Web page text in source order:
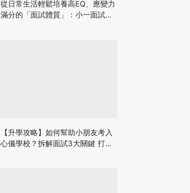
從日常生活輕鬆培養高EQ、應變力
滿分的「面試體質」：小一面試最
【升學攻略】如何幫助小朋友考入
心儀學校？拆解面試3大關鍵 打好